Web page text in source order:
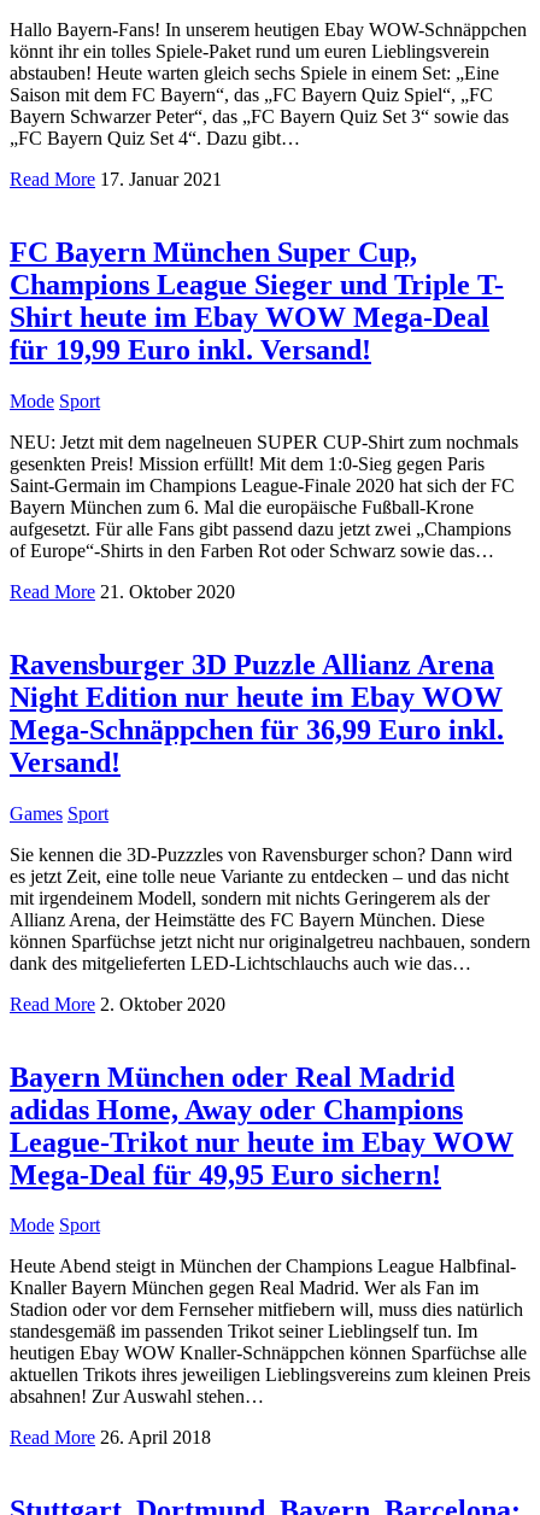
Hallo Bayern-Fans! In unserem heutigen Ebay WOW-Schnäppchen
könnt ihr ein tolles Spiele-Paket rund um euren Lieblingsverein
abstauben! Heute warten gleich sechs Spiele in einem Set: „Eine
Saison mit dem FC Bayern“, das „FC Bayern Quiz Spiel“, „FC
Bayern Schwarzer Peter“, das „FC Bayern Quiz Set 3“ sowie das
„FC Bayern Quiz Set 4“. Dazu gibt…
Read More 17. Januar 2021
FC Bayern München Super Cup,
Champions League Sieger und Triple T-
Shirt heute im Ebay WOW Mega-Deal
für 19,99 Euro inkl. Versand!
Mode Sport
NEU: Jetzt mit dem nagelneuen SUPER CUP-Shirt zum nochmals
gesenkten Preis! Mission erfüllt! Mit dem 1:0-Sieg gegen Paris
Saint-Germain im Champions League-Finale 2020 hat sich der FC
Bayern München zum 6. Mal die europäische Fußball-Krone
aufgesetzt. Für alle Fans gibt passend dazu jetzt zwei „Champions
of Europe“-Shirts in den Farben Rot oder Schwarz sowie das…
Read More 21. Oktober 2020
Ravensburger 3D Puzzle Allianz Arena
Night Edition nur heute im Ebay WOW
Mega-Schnäppchen für 36,99 Euro inkl.
Versand!
Games Sport
Sie kennen die 3D-Puzzzles von Ravensburger schon? Dann wird
es jetzt Zeit, eine tolle neue Variante zu entdecken – und das nicht
mit irgendeinem Modell, sondern mit nichts Geringerem als der
Allianz Arena, der Heimstätte des FC Bayern München. Diese
können Sparfüchse jetzt nicht nur originalgetreu nachbauen, sondern
dank des mitgelieferten LED-Lichtschlauchs auch wie das…
Read More 2. Oktober 2020
Bayern München oder Real Madrid
adidas Home, Away oder Champions
League-Trikot nur heute im Ebay WOW
Mega-Deal für 49,95 Euro sichern!
Mode Sport
Heute Abend steigt in München der Champions League Halbfinal-
Knaller Bayern München gegen Real Madrid. Wer als Fan im
Stadion oder vor dem Fernseher mitfiebern will, muss dies natürlich
standesgemäß im passenden Trikot seiner Lieblingself tun. Im
heutigen Ebay WOW Knaller-Schnäppchen können Sparfüchse alle
aktuellen Trikots ihres jeweiligen Lieblingsvereins zum kleinen Preis
absahnen! Zur Auswahl stehen…
Read More 26. April 2018